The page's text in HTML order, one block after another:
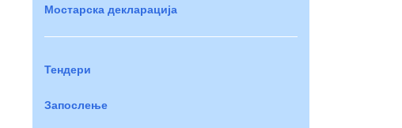
Мостарска декларација
Тендери
Запослење